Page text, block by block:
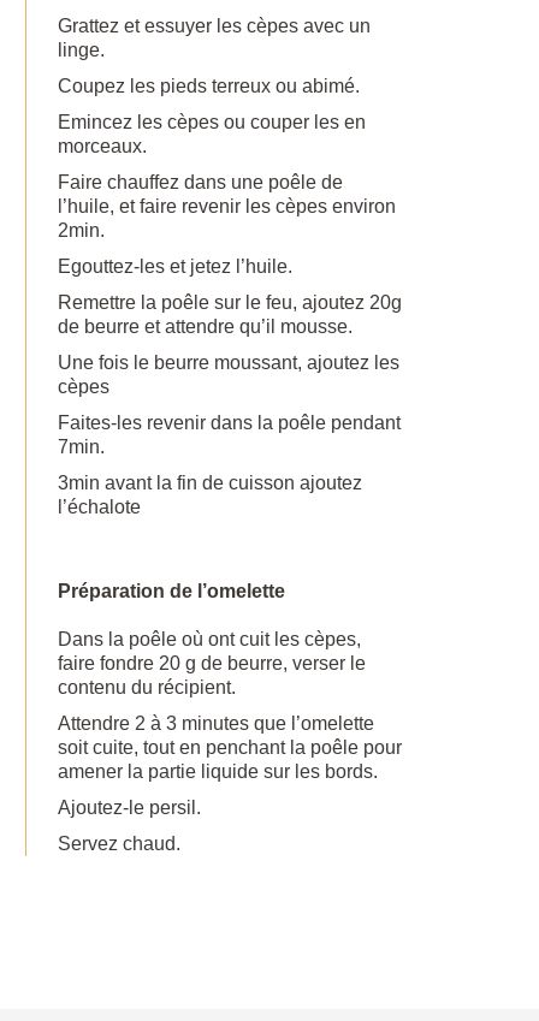
Grattez et essuyer les cèpes avec un
linge.
Coupez les pieds terreux ou abimé.
Emincez les cèpes ou couper les en
morceaux.
Faire chauffez dans une poêle de
l’huile, et faire revenir les cèpes environ
2min.
Egouttez-les et jetez l’huile.
Remettre la poêle sur le feu, ajoutez 20g
de beurre et attendre qu’il mousse.
Une fois le beurre moussant, ajoutez les
cèpes
Faites-les revenir dans la poêle pendant
7min.
3min avant la fin de cuisson ajoutez
l’échalote
Préparation de l’omelette
Dans la poêle où ont cuit les cèpes,
faire fondre 20 g de beurre, verser le
contenu du récipient.
Attendre 2 à 3 minutes que l’omelette
soit cuite, tout en penchant la poêle pour
amener la partie liquide sur les bords.
Ajoutez-le persil.
Servez chaud.